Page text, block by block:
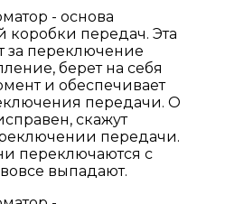
- основа
коробки передач. Эта
за переключение
берет на себя
и обеспечивает
передачи. О
скажут
передачи.
переключаются с
выпадают.